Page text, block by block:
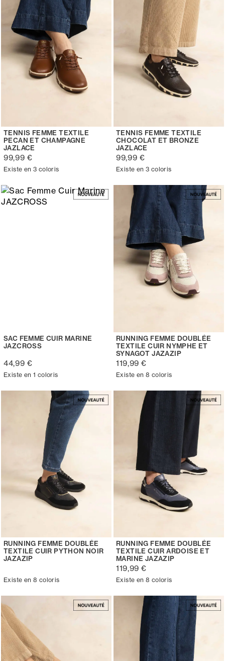
TENNIS FEMME TEXTILE
PECAN ET CHAMPAGNE
JAZLACE
99,99 €
Existe en 3 coloris
TENNIS FEMME TEXTILE
CHOCOLAT ET BRONZE
JAZLACE
99,99 €
Existe en 3 coloris
SAC FEMME CUIR MARINE
JAZCROSS
44,99 €
Existe en 1 coloris
RUNNING FEMME DOUBLÉE
TEXTILE CUIR NYMPHE ET
SYNAGOT JAZAZIP
119,99 €
Existe en 8 coloris
RUNNING FEMME DOUBLÉE
TEXTILE CUIR PYTHON NOIR
JAZAZIP
Existe en 8 coloris
RUNNING FEMME DOUBLÉE
TEXTILE CUIR ARDOISE ET
MARINE JAZAZIP
119,99 €
Existe en 8 coloris